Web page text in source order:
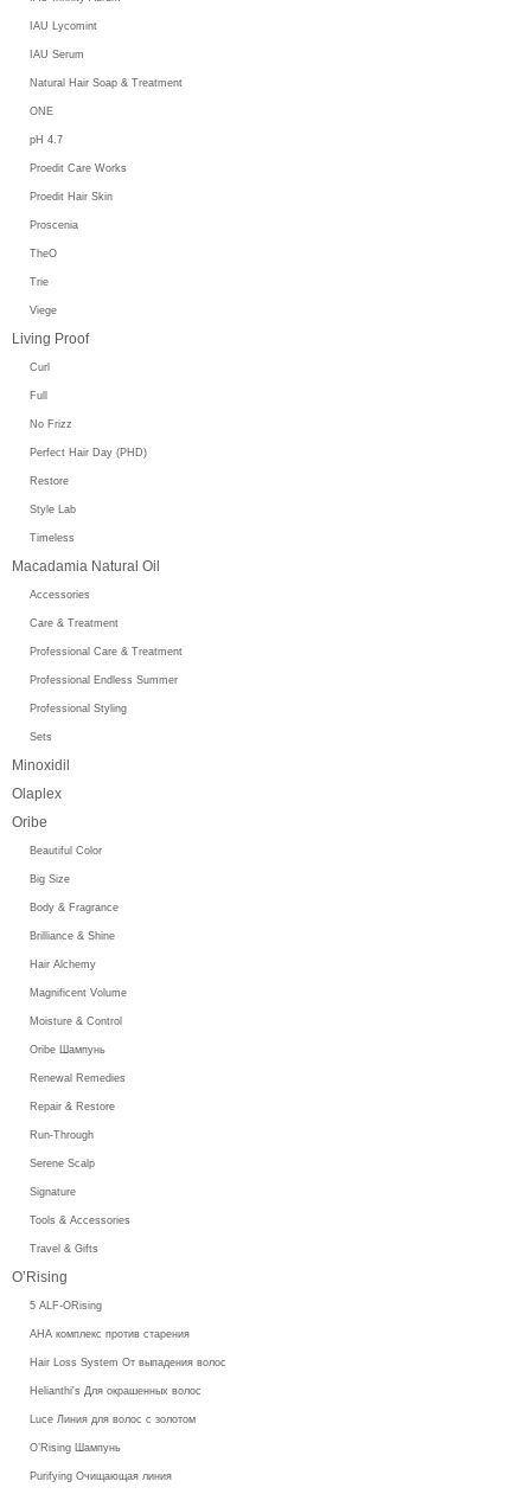
IAU Lycomint
IAU Serum
Natural Hair Soap & Treatment
ONE
pH 4.7
Proedit Care Works
Proedit Hair Skin
Proscenia
TheO
Trie
Viege
Living Proof
Curl
Full
No Frizz
Perfect Hair Day (PHD)
Restore
Style Lab
Timeless
Macadamia Natural Oil
Accessories
Care & Treatment
Professional Care & Treatment
Professional Endless Summer
Professional Styling
Sets
Minoxidil
Olaplex
Oribe
Beautiful Color
Big Size
Body & Fragrance
Brilliance & Shine
Hair Alchemy
Magnificent Volume
Moisture & Control
Oribe Шампунь
Renewal Remedies
Repair & Restore
Run-Through
Serene Scalp
Signature
Tools & Accessories
Travel & Gifts
O’Rising
5 ALF-ORising
AHA комплекс против старения
Hair Loss System От выпадения волос
Helianthi's Для окрашенных волос
Luce Линия для волос с золотом
O’Rising Шампунь
Purifying Очищающая линия